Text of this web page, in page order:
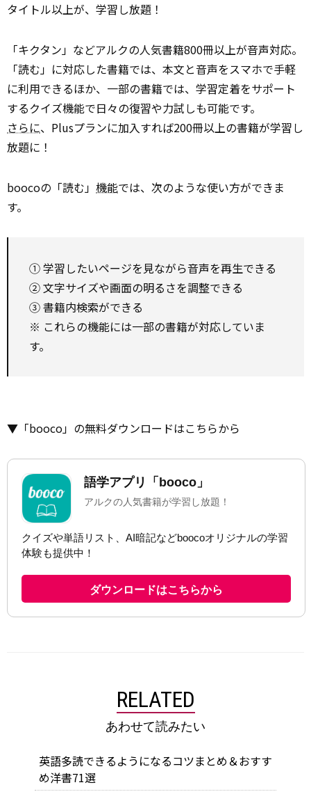
タイトル以上が、学習し放題！
「キクタン」などアルクの人気書籍800冊以上が音声対応。
「読む」に対応した書籍では、本文と音声をスマホで手軽
に利用できるほか、一部の書籍では、学習定着をサポート
するクイズ機能で日々の復習や力試しも可能です。
さらに、Plusプランに加入すれば200冊以上の書籍が学習し
放題に！
boocoの「読む」 機能では、次のような使い方ができま
す。
① 学習したいページを見ながら音声を再生できる
② 文字サイズや画面の明るさを調整できる
③ 書籍内検索ができる
※ これらの機能には一部の書籍が対応していま
す。
▼「booco」の無料ダウンロードはこちらから
RELATED
あわせて読みたい
英語多読できるようになるコツまとめ＆おすす
め洋書71選